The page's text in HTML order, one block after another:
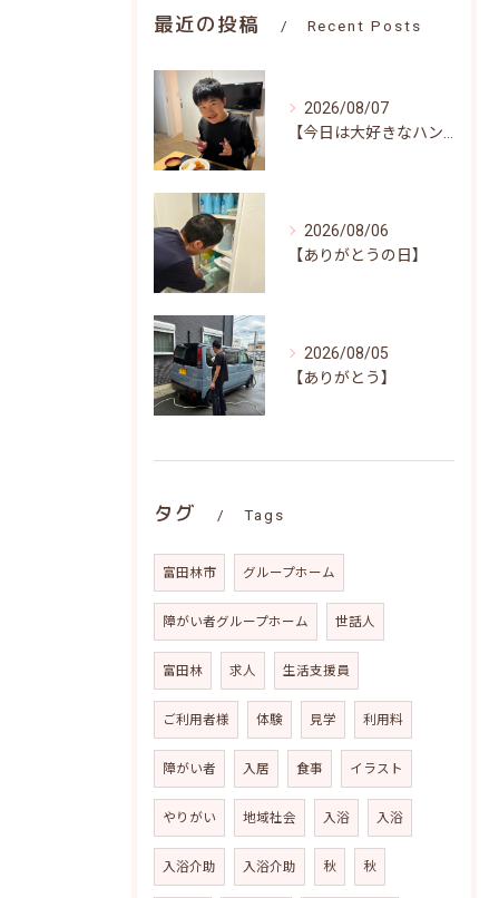
最近の投稿 Recent Posts
2026/08/07
2026/08/06
【ありがとうの日】
2026/08/05
【ありがとう】
タグ Tags
富田林市 グループホーム
障がい者グループホーム 世話人
富田林 求人 生活支援員
ご利用者様 体験 見学 利用料
障がい者 入居 食事 イラスト
やりがい 地域社会 入浴 入浴
入浴介助 入浴介助 秋 秋